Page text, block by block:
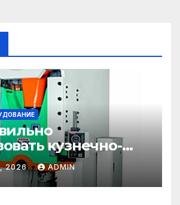
кузнечно-
оборудование
2026 ADMIN